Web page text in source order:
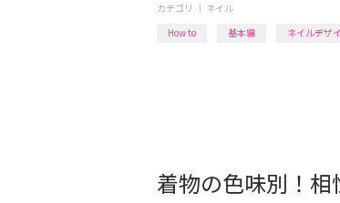
カテゴリ ｜ ネイル
How to
基本編 ネイルデザ
着物の色味別！